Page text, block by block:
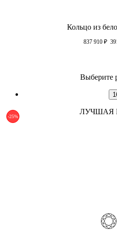
Кольцо из
837 910 ₽
Выберите
-25%
ЛУЧШАЯ